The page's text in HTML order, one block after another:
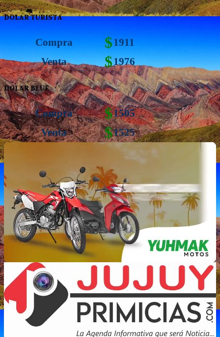
DOLAR TURISTA
Compra $1911
Venta
$1976
DOLAR BLUE
Compra $1505
Venta
$1525